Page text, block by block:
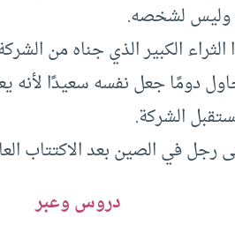
وليس لشخصه.
الكبير الذي جناه من
دومًا جعل نفسه سعيدًا لأنه
الشركة.
الصين بعد الاكتتاب العام في سبتمبر
دروس وعبر